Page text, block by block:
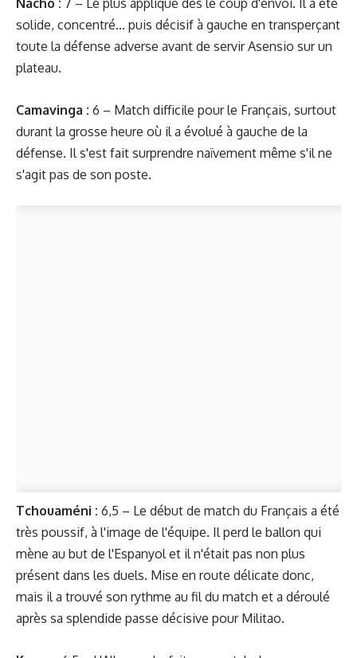
Nacho : 7 – Le plus appliqué dès le coup d'envoi. Il a été
solide, concentré... puis décisif à gauche en transperçant
toute la défense adverse avant de servir Asensio sur un
plateau.
Camavinga : 6 – Match difficile pour le Français, surtout
durant la grosse heure où il a évolué à gauche de la
défense. Il s'est fait surprendre naïvement même s'il ne
s'agit pas de son poste.
Tchouaméni : 6,5 – Le début de match du Français a été
très poussif, à l'image de l'équipe. Il perd le ballon qui
mène au but de l'Espanyol et il n'était pas non plus
présent dans les duels. Mise en route délicate donc,
mais il a trouvé son rythme au fil du match et a déroulé
après sa splendide passe décisive pour Militao.